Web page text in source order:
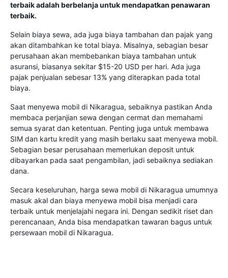
terbaik adalah berbelanja untuk mendapatkan penawaran
terbaik.
Selain biaya sewa, ada juga biaya tambahan dan pajak yang
akan ditambahkan ke total biaya. Misalnya, sebagian besar
perusahaan akan membebankan biaya tambahan untuk
asuransi, biasanya sekitar $15-20 USD per hari. Ada juga
pajak penjualan sebesar 13% yang diterapkan pada total
biaya.
Saat menyewa mobil di Nikaragua, sebaiknya pastikan Anda
membaca perjanjian sewa dengan cermat dan memahami
semua syarat dan ketentuan. Penting juga untuk membawa
SIM dan kartu kredit yang masih berlaku saat menyewa mobil.
Sebagian besar perusahaan memerlukan deposit untuk
dibayarkan pada saat pengambilan, jadi sebaiknya sediakan
dana.
Secara keseluruhan, harga sewa mobil di Nikaragua umumnya
masuk akal dan biaya menyewa mobil bisa menjadi cara
terbaik untuk menjelajahi negara ini. Dengan sedikit riset dan
perencanaan, Anda bisa mendapatkan tawaran bagus untuk
persewaan mobil di Nikaragua.